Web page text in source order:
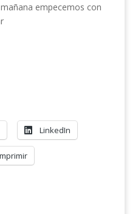
empecemos con
LinkedIn